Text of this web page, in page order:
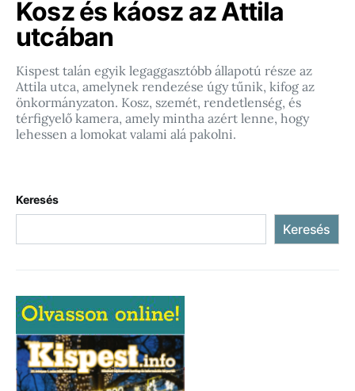
Kosz és káosz az Attila
utcában
Kispest talán egyik legaggasztóbb állapotú része az
Attila utca, amelynek rendezése úgy tűnik, kifog az
önkormányzaton. Kosz, szemét, rendetlenség, és
térfigyelő kamera, amely mintha azért lenne, hogy
lehessen a lomokat valami alá pakolni.
Keresés
Keresés